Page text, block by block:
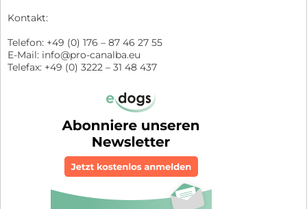
Kontakt:
Telefon: +49 (0) 176 – 87 46 27 55
E-Mail: info@pro-canalba.eu
Telefax: +49 (0) 3222 – 31 48 437